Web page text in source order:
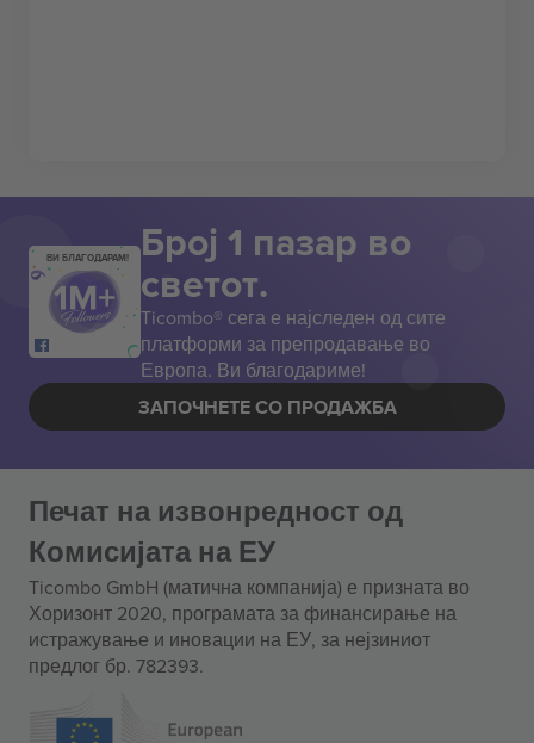
ВИ БЛАГОДАРАМ! Број 1 пазар во
светот.
Ticombo® сега е најследен од сите
платформи за препродавање во
Европа. Ви благодариме!
ЗАПОЧНЕТЕ СО ПРОДАЖБА
Печат на извонредност од
Комисијата на ЕУ
Ticombo GmbH (матична компанија) е призната во
Хоризонт 2020, програмата за финансирање на
истражување и иновации на ЕУ, за нејзиниот
предлог бр. 782393.